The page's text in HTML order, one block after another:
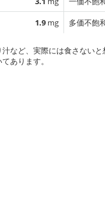
1.9 mg
多価不飽
など、実際には食さない
あります。